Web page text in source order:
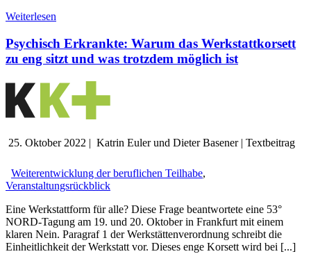
Weiterlesen
Psychisch Erkrankte: Warum das Werkstattkorsett
zu eng sitzt und was trotzdem möglich ist
25. Oktober 2022 | Katrin Euler und Dieter Basener| Textbeitrag
Weiterentwicklung der beruflichen Teilhabe,
Veranstaltungsrückblick
Eine Werkstattform für alle? Diese Frage beantwortete eine 53°
NORD-Tagung am 19. und 20. Oktober in Frankfurt mit einem
klaren Nein. Paragraf 1 der Werkstättenverordnung schreibt die
Einheitlichkeit der Werkstatt vor. Dieses enge Korsett wird bei [...]